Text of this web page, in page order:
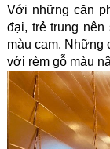
Với những căn
đại, trẻ trung
màu cam. Những
với rèm gỗ màu